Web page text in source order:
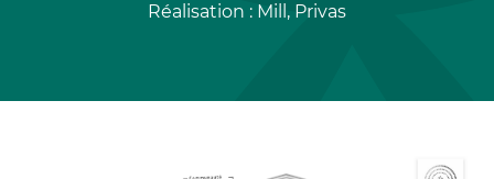
Réalisation : Mill, Privas